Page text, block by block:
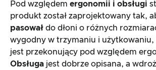
Pod względem ergonomii i obsługi
produkt został zaprojektowany tak,
pasował do dłoni o różnych
wygodny w trzymaniu i użytkowaniu,
jest przekonujący pod względem
Obsługa jest dobrze opisana, a